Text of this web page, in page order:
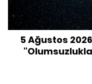
5 Ağustos